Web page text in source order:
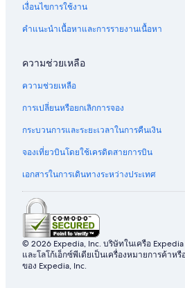
เงื่อนไขการใช้งาน
คำแนะนำเนื้อหาและการรายงานเนื้อหา
ความช่วยเหลือ
ความช่วยเหลือ
การเปลี่ยนหรือยกเลิกการจอง
กระบวนการและระยะเวลาในการคืนเงิน
จองเที่ยวบินโดยใช้เครดิตสายการบิน
เอกสารในการเดินทางระหว่างประเทศ
© 2026 Expedia, Inc. บริษัทในเครือ
และโลโก้เอ็กซ์พีเดียเป็นเครื่องหมายการค้าห
ของ Expedia, Inc.